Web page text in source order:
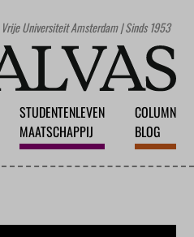
Universiteit Amsterdam | Sinds 1953
STUDENTENLEVEN
MAATSCHAPPIJ
COLUMN
BLOG